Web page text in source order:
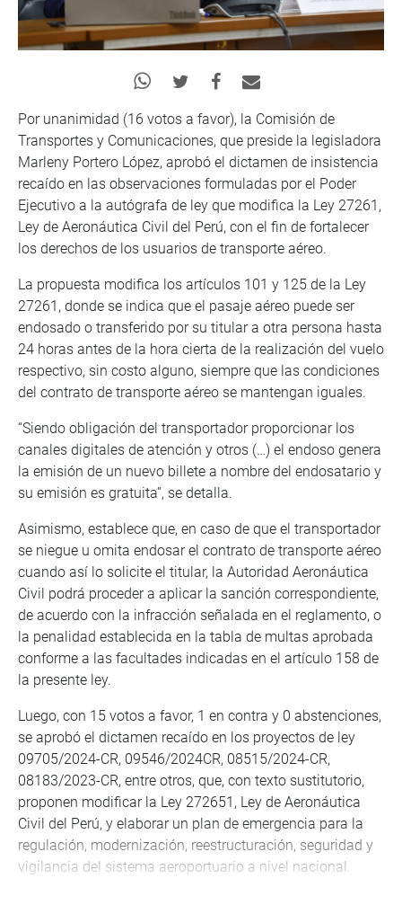
Por unanimidad (16 votos a favor), la Comisión de
Transportes y Comunicaciones, que preside la legisladora
Marleny Portero López, aprobó el dictamen de insistencia
recaído en las observaciones formuladas por el Poder
Ejecutivo a la autógrafa de ley que modifica la Ley 27261,
Ley de Aeronáutica Civil del Perú, con el fin de fortalecer
los derechos de los usuarios de transporte aéreo.
La propuesta modifica los artículos 101 y 125 de la Ley
27261, donde se indica que el pasaje aéreo puede ser
endosado o transferido por su titular a otra persona hasta
24 horas antes de la hora cierta de la realización del vuelo
respectivo, sin costo alguno, siempre que las condiciones
del contrato de transporte aéreo se mantengan iguales.
“Siendo obligación del transportador proporcionar los
canales digitales de atención y otros (…) el endoso genera
la emisión de un nuevo billete a nombre del endosatario y
su emisión es gratuita”, se detalla.
Asimismo, establece que, en caso de que el transportador
se niegue u omita endosar el contrato de transporte aéreo
cuando así lo solicite el titular, la Autoridad Aeronáutica
Civil podrá proceder a aplicar la sanción correspondiente,
de acuerdo con la infracción señalada en el reglamento, o
la penalidad establecida en la tabla de multas aprobada
conforme a las facultades indicadas en el artículo 158 de
la presente ley.
Luego, con 15 votos a favor, 1 en contra y 0 abstenciones,
se aprobó el dictamen recaído en los proyectos de ley
09705/2024-CR, 09546/2024CR, 08515/2024-CR,
08183/2023-CR, entre otros, que, con texto sustitutorio,
proponen modificar la Ley 272651, Ley de Aeronáutica
Civil del Perú, y elaborar un plan de emergencia para la
regulación, modernización, reestructuración, seguridad y
vigilancia del sistema aeroportuario a nivel nacional.